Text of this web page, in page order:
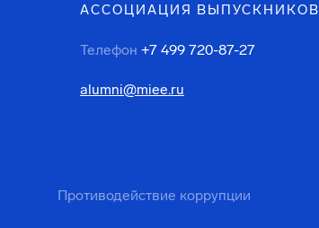
АССОЦИАЦИЯ ВЫПУСКНИКОВ
Телефон +7 499 720-87-27
alumni@miee.ru
Противодействие коррупции